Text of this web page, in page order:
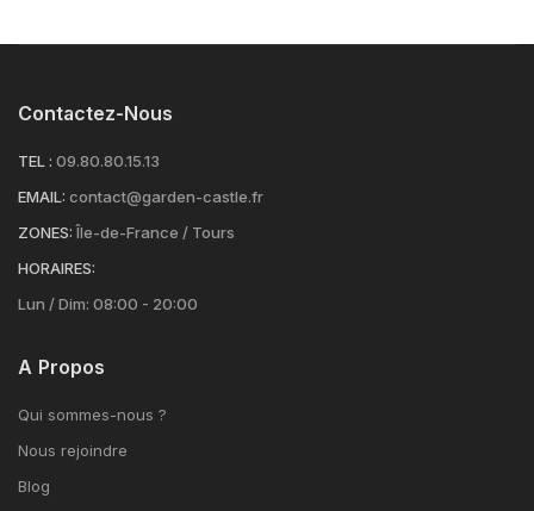
Contactez-Nous
TEL : 09.80.80.15.13
EMAIL: contact@garden-castle.fr
ZONES: Île-de-France / Tours
HORAIRES:
Lun / Dim: 08:00 - 20:00
A Propos
Qui sommes-nous ?
Nous rejoindre
Blog